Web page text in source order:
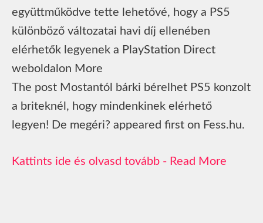
együttműködve tette lehetővé, hogy a PS5
különböző változatai havi díj ellenében
elérhetők legyenek a PlayStation Direct
weboldalon More
The post Mostantól bárki bérelhet PS5 konzolt
a briteknél, hogy mindenkinek elérhető
legyen! De megéri? appeared first on Fess.hu.
Read More